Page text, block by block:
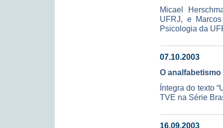
Micael
UFRJ, e
Psicologia da
07.10.2003
O
Íntegra do texto
TVE na Série
16.09.2003